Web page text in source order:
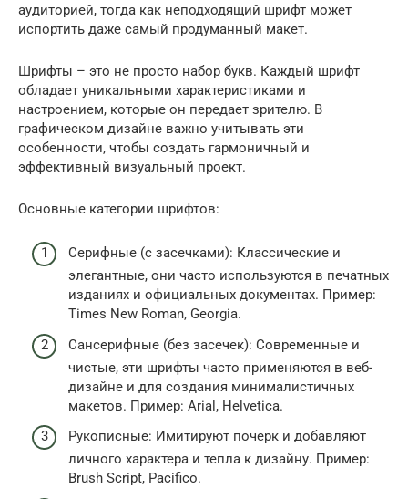
аудиторией, тогда как неподходящий шрифт может
испортить даже самый продуманный макет.
Шрифты – это не просто набор букв. Каждый шрифт
обладает уникальными характеристиками и
настроением, которые он передает зрителю. В
графическом дизайне важно учитывать эти
особенности, чтобы создать гармоничный и
эффективный визуальный проект.
Основные категории шрифтов:
Серифные (с засечками): Классические и
элегантные, они часто используются в печатных
изданиях и официальных документах. Пример:
Times New Roman, Georgia.
Сансерифные (без засечек): Современные и
чистые, эти шрифты часто применяются в веб-
дизайне и для создания минималистичных
макетов. Пример: Arial, Helvetica.
Рукописные: Имитируют почерк и добавляют
личного характера и тепла к дизайну. Пример:
Brush Script, Pacifico.